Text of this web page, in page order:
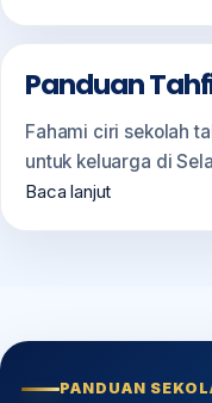
Panduan
Fahami ciri sekolah
untuk keluarga di
Baca lanjut
PANDUAN